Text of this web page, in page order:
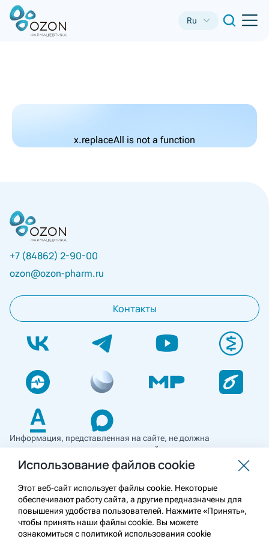
Ru
x.replaceAll is not a function
+7 (84862) 2-90-00
ozon@ozon-pharm.ru
Контакты
Информация, представленная на сайте, не должна
использоваться для самостоятельной диагностики и лечения
и не может служить заменой очной консультации врача. Перед
применением необходимо ознакомиться
с противопоказаниями препарата. Информация
о лекарственных средствах рецептурного отпуска
предназначена для медицинских и фармацевтических
работников.
Использование файлов cookie
Этот веб-сайт использует файлы cookie. Некоторые
обеспечивают работу сайта, а другие предназначены для
повышения удобства пользователей. Нажмите «Принять»,
чтобы принять наши файлы cookie. Вы можете
ознакомиться с политикой использования cookie